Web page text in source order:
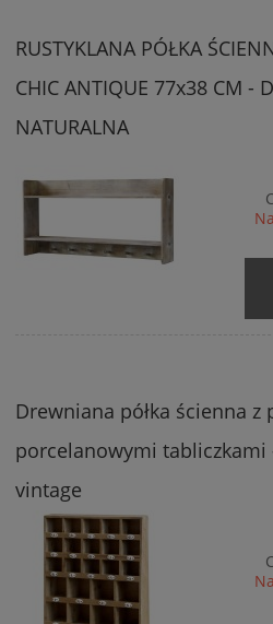
RUSTYKLANA PÓŁKA
CHIC ANTIQUE 77x38 CM -
NATURALNA
Drewniana półka ścienna z
porcelanowymi tabliczkami
vintage